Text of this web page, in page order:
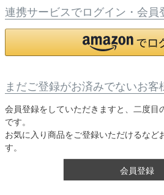
連携サービスでログイン・会員
まだご登録がお済みでないお客
会員登録をしていただきますと、二度目
です。
お気に入り商品をご登録いただけるなど
す。
会員登録